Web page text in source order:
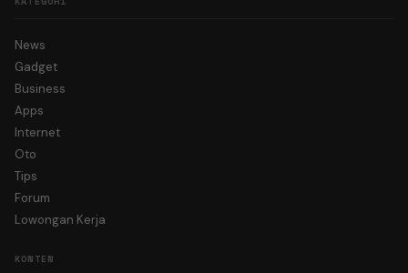
News
Gadget
Business
Apps
Internet
Oto
Tips
Forum
Lowongan Kerja
KONTEN